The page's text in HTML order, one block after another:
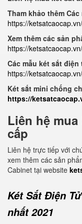
Tham khảo thêm
https://
Xem thêm các sản
https://
Các mẫu két sắt
https://
Két sắt mini chống
https://
Liên hệ
cấp
Liên hệ trực tiếp với
xem thêm các sản
Cabinet tại website
Két Sắt Điện
nhất 2021